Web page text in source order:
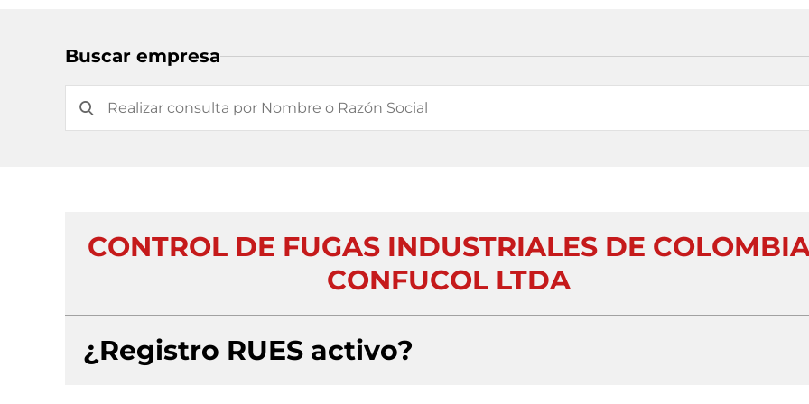
Buscar empresa
CONTROL DE FUGAS INDUSTRIALES DE
CONFUCOL LTDA
¿Registro RUES activo?